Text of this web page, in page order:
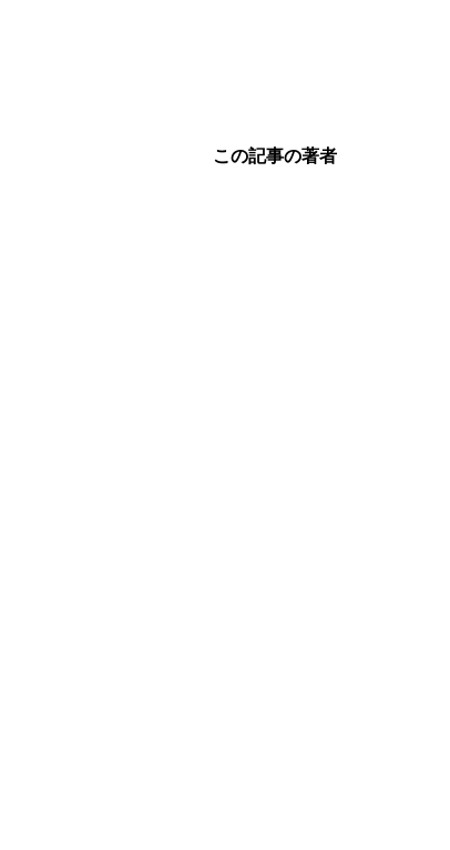
この記事の著者